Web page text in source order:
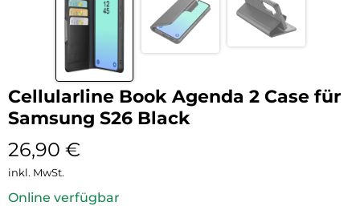
Cellularline Book Agenda 2 Case für
Samsung S26 Black
26,90 €
inkl. MwSt.
Online verfügbar